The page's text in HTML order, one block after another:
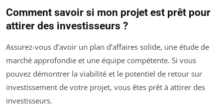
Comment savoir si mon projet est prêt pour
attirer des investisseurs ?
Assurez-vous d’avoir un plan d’affaires solide, une étude de
marché approfondie et une équipe compétente. Si vous
pouvez démontrer la viabilité et le potentiel de retour sur
investissement de votre projet, vous êtes prêt à attirer des
investisseurs.